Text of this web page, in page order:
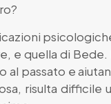
e quella di
al passato e
risulta difficile